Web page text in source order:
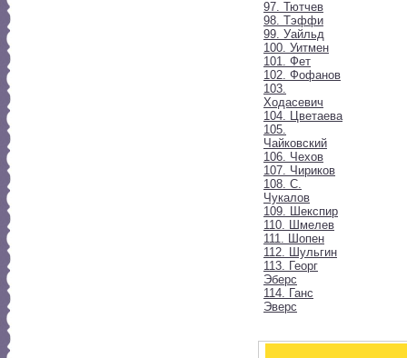
97. Тютчев
98. Тэффи
99. Уайльд
100. Уитмен
101. Фет
102. Фофанов
103.
Ходасевич
104. Цветаева
105.
Чайковский
106. Чехов
107. Чириков
108. С.
Чукалов
109. Шекспир
110. Шмелев
111. Шопен
112. Шульгин
113. Георг
Эберс
114. Ганс
Эверс